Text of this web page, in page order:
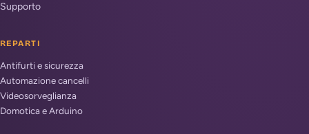
Supporto
REPARTI
Antifurti e sicurezza
Automazione cancelli
Videosorveglianza
Domotica e Arduino